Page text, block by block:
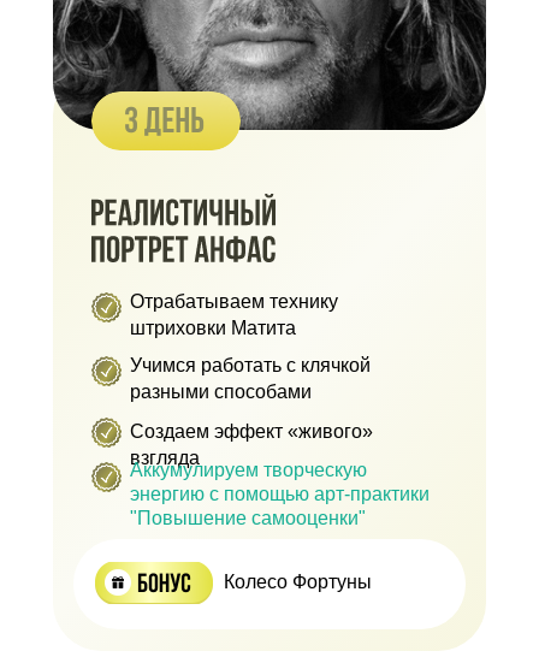
Колесо Фортуны
Отрабатываем технику
штриховки Матита
Учимся работать с клячкой
разными способами
Создаем эффект «живого»
взгляда
Аккумулируем творческую
энергию с помощью арт-практики
"Повышение самооценки"